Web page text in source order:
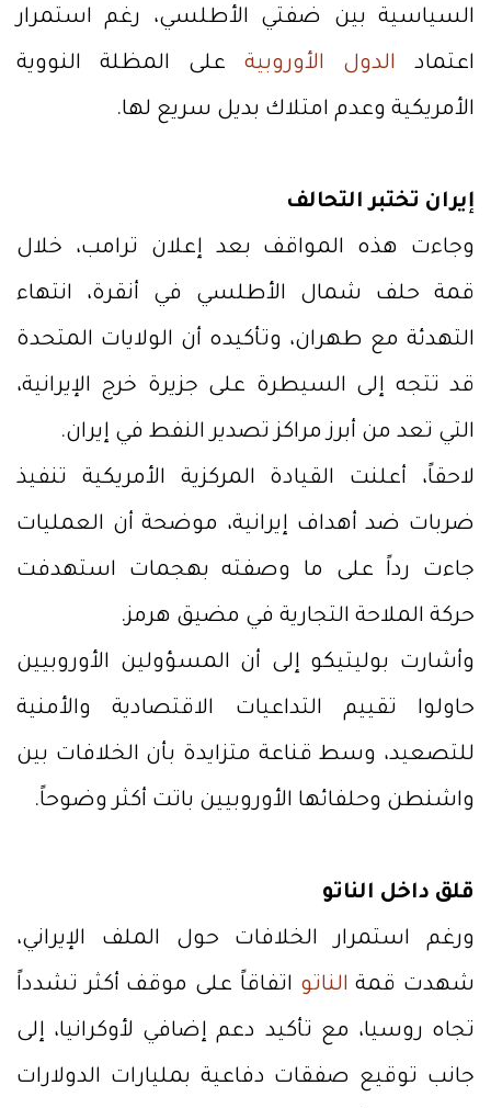
السياسية بين ضفتي الأطلسي، رغم استمرار
اعتماد الدول الأوروبية على المظلة النووية
الأمريكية وعدم امتلاك بديل سريع لها.
إيران تختبر التحالف
وجاءت هذه المواقف بعد إعلان ترامب، خلال
قمة حلف شمال الأطلسي في أنقرة، انتهاء
التهدئة مع طهران، وتأكيده أن الولايات المتحدة
قد تتجه إلى السيطرة على جزيرة خرج الإيرانية،
التي تعد من أبرز مراكز تصدير النفط في إيران.
لاحقاً، أعلنت القيادة المركزية الأمريكية تنفيذ
ضربات ضد أهداف إيرانية، موضحة أن العمليات
جاءت رداً على ما وصفته بهجمات استهدفت
حركة الملاحة التجارية في مضيق هرمز.
وأشارت بوليتيكو إلى أن المسؤولين الأوروبيين
حاولوا تقييم التداعيات الاقتصادية والأمنية
للتصعيد، وسط قناعة متزايدة بأن الخلافات بين
واشنطن وحلفائها الأوروبيين باتت أكثر وضوحاً.
قلق داخل الناتو
ورغم استمرار الخلافات حول الملف الإيراني،
شهدت قمة الناتو اتفاقاً على موقف أكثر تشدداً
تجاه روسيا، مع تأكيد دعم إضافي لأوكرانيا، إلى
جانب توقيع صفقات دفاعية بمليارات الدولارات